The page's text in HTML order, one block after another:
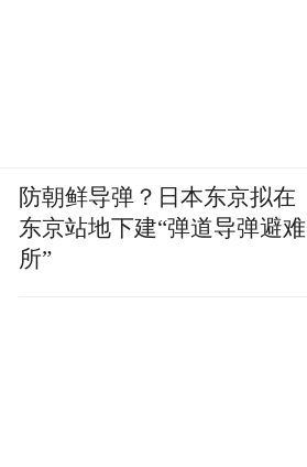
防朝鲜导弹？日本东京拟在
东京站地下建“弹道导弹避难
所”